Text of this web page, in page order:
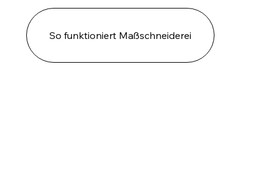
So funktioniert Maßschneiderei